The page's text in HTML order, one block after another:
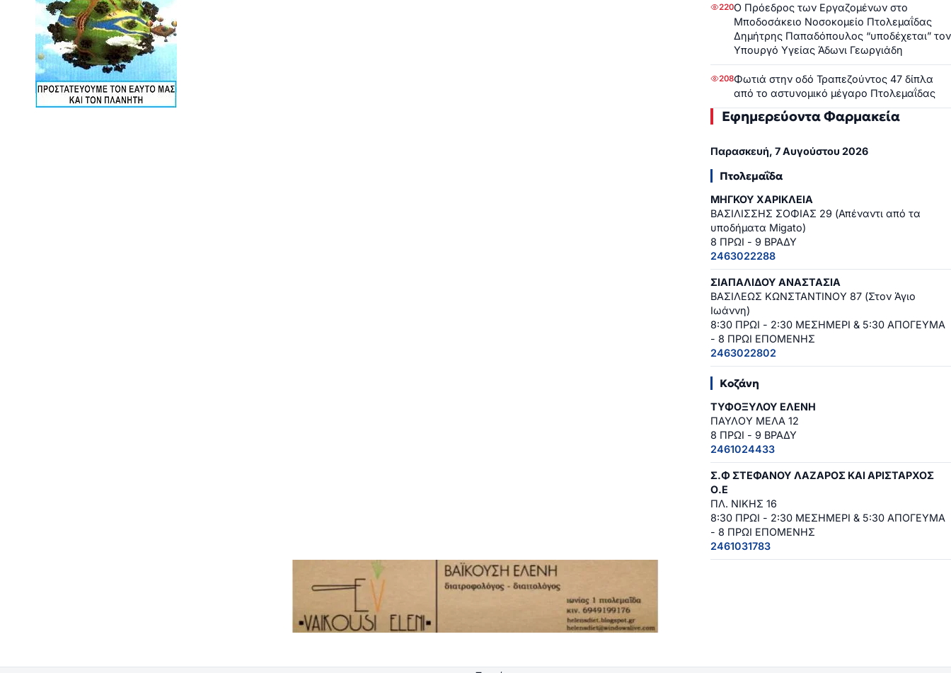
220Ο Πρόεδρος των Εργαζομένων στο
Μποδοσάκειο Νοσοκομείο Πτολεμαΐδας
Δημήτρης Παπαδόπουλος “υποδέχεται” τον
Υπουργό Υγείας Άδωνι Γεωργιάδη
208Φωτιά στην οδό Τραπεζούντος 47 δίπλα
από το αστυνομικό μέγαρο Πτολεμαΐδας
Εφημερεύοντα Φαρμακεία
Παρασκευή, 7 Αυγούστου 2026
Πτολεμαΐδα
ΜΗΓΚΟΥ ΧΑΡΙΚΛΕΙΑ
ΒΑΣΙΛΙΣΣΗΣ ΣΟΦΙΑΣ 29 (Απέναντι από τα
υποδήματα Migato)
8 ΠΡΩΙ - 9 ΒΡΑΔΥ
2463022288
ΣΙΑΠΑΛΙΔΟΥ ΑΝΑΣΤΑΣΙΑ
ΒΑΣΙΛΕΩΣ ΚΩΝΣΤΑΝΤΙΝΟΥ 87 (Στον Άγιο
Ιωάννη)
8:30 ΠΡΩΙ - 2:30 ΜΕΣΗΜΕΡΙ & 5:30 ΑΠΟΓΕΥΜΑ
- 8 ΠΡΩΙ ΕΠΟΜΕΝΗΣ
2463022802
Κοζάνη
ΤΥΦΟΞΥΛΟΥ ΕΛΕΝΗ
ΠΑΥΛΟΥ ΜΕΛΑ 12
8 ΠΡΩΙ - 9 ΒΡΑΔΥ
2461024433
Σ.Φ ΣΤΕΦΑΝΟΥ ΛΑΖΑΡΟΣ ΚΑΙ ΑΡΙΣΤΑΡΧΟΣ
Ο.Ε
ΠΛ. ΝΙΚΗΣ 16
8:30 ΠΡΩΙ - 2:30 ΜΕΣΗΜΕΡΙ & 5:30 ΑΠΟΓΕΥΜΑ
- 8 ΠΡΩΙ ΕΠΟΜΕΝΗΣ
2461031783